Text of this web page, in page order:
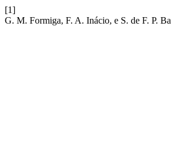
[1]
G. M. Formiga, F. A. Inácio, e S. de F. P.